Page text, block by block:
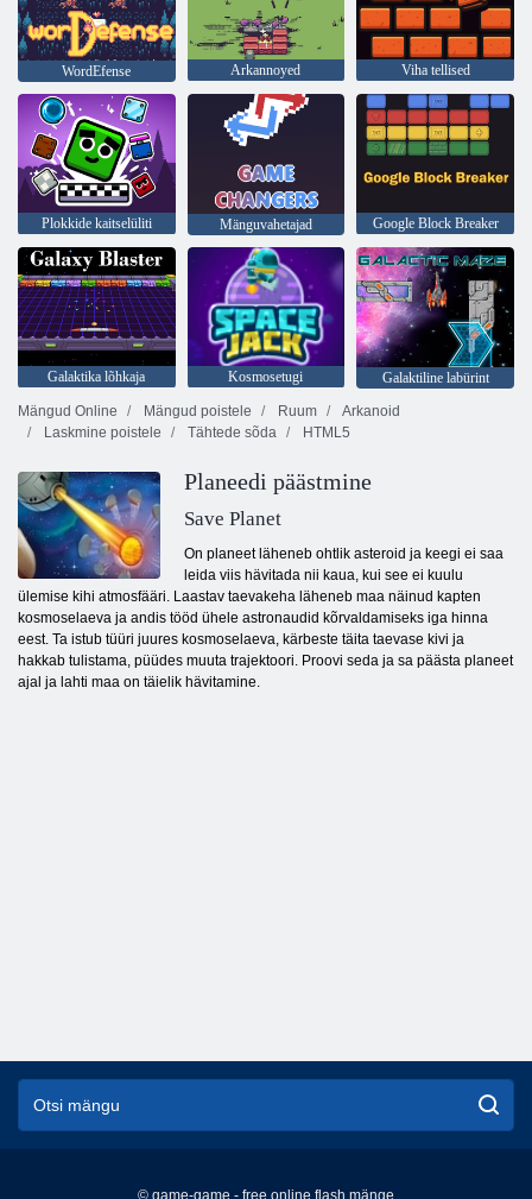
WordEfense Arkannoyed Viha tellised
Plokkide kaitselüliti Mänguvahetajad Google Block Breaker
Galaktika lõhkaja Kosmosetugi
Galaktiline labürint
Mängud Online
Mängud poistele Ruum
Arkanoid
Laskmine poistele
Tähtede sõda HTML5
Planeedi päästmine
Save Planet
On planeet läheneb ohtlik asteroid ja keegi ei saa
leida viis hävitada nii kaua, kui see ei kuulu
ülemise kihi atmosfääri. Laastav taevakeha läheneb maa näinud kapten
kosmoselaeva ja andis tööd ühele astronaudid kõrvaldamiseks iga hinna
eest. Ta istub tüüri juures kosmoselaeva, kärbeste täita taevase kivi ja
hakkab tulistama, püüdes muuta trajektoori. Proovi seda ja sa päästa planeet
ajal ja lahti maa on täielik hävitamine.
© game-game - free online flash mänge